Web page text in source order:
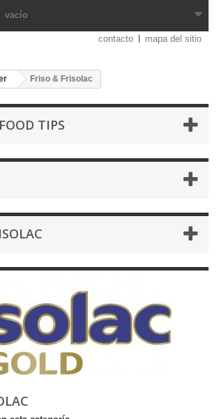
vacío
contacto mapa del sitio
Friso & Frisolac
TIPS